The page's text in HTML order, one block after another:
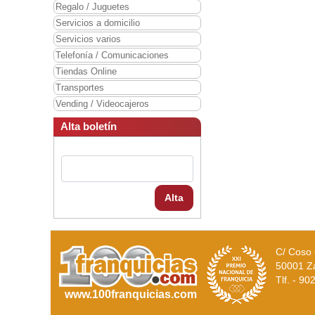
Regalo / Juguetes
Servicios a domicilio
Servicios varios
Telefonía / Comunicaciones
Tiendas Online
Transportes
Vending / Videocajeros
Alta boletín
Alta
www.100franquicias.com
C/ Coso
50001
Tlf. -